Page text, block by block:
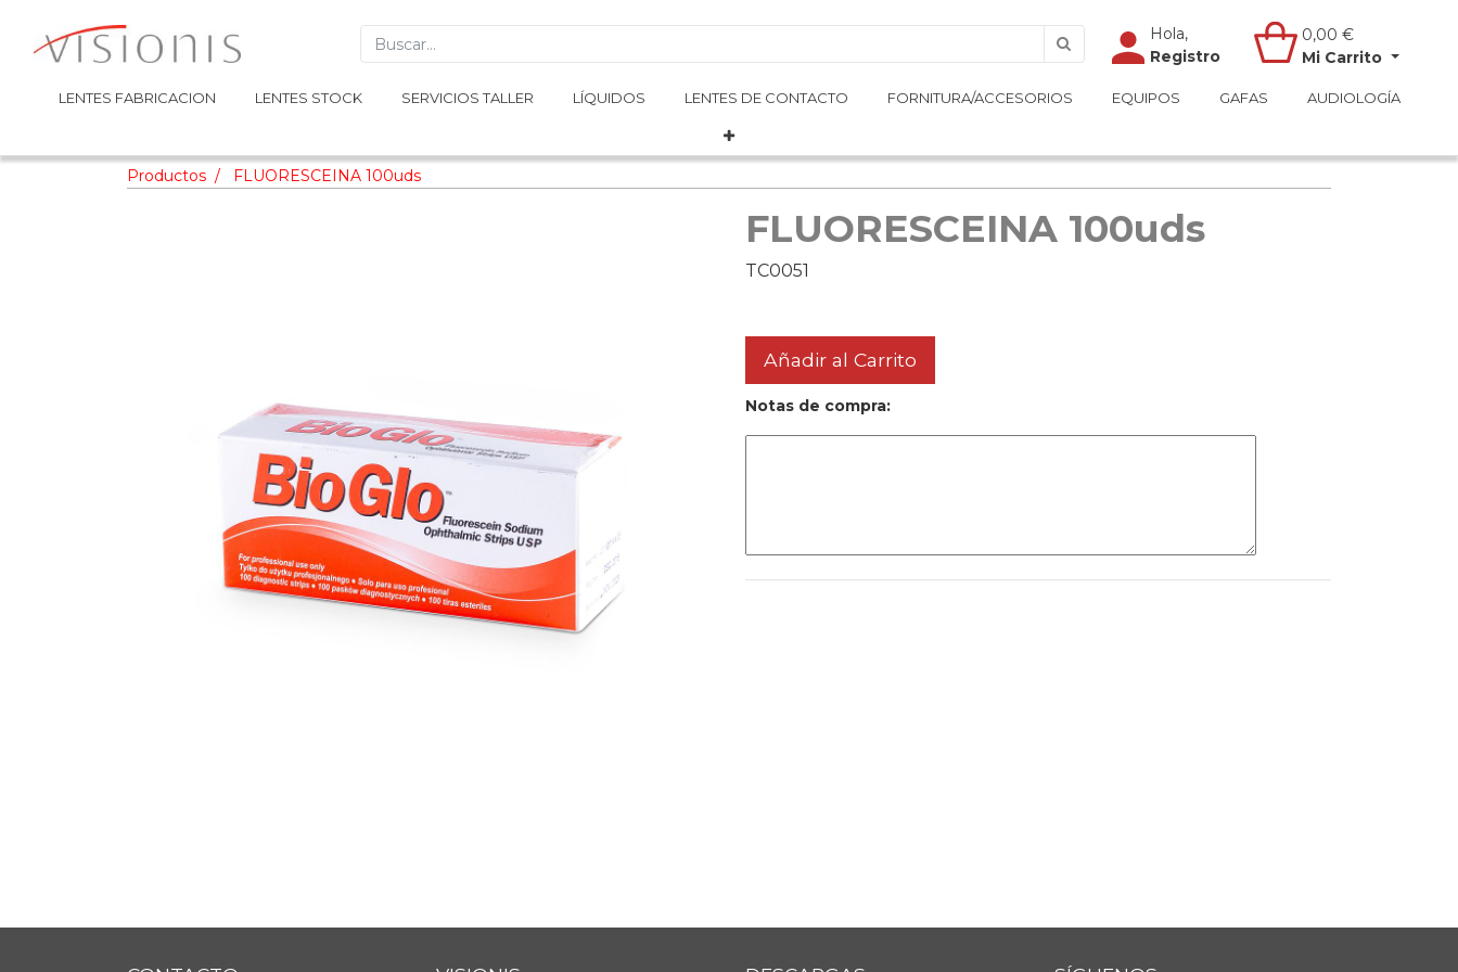
Hola,
Registro
0,00 €
Mi Carrito
LENTES FABRICACION LENTES STOCK SERVICIOS TALLER LÍQUIDOS LENTES DE CONTACTO FORNITURA/ACCESORIOS EQUIPOS GAFAS AUDIOLOGÍA
Hola,
Registro
0,00 €
Mi Carrito
LENTES FABRICACION LENTES STOCK SERVICIOS TALLER LÍQUIDOS LENTES DE CONTACTO FORNITURA/ACCESORIOS EQUIPOS GAFAS AUDIOLOGÍA
Productos FLUORESCEINA 100uds
FLUORESCEINA 100uds
TC0051
Añadir al Carrito
Notas de compra: